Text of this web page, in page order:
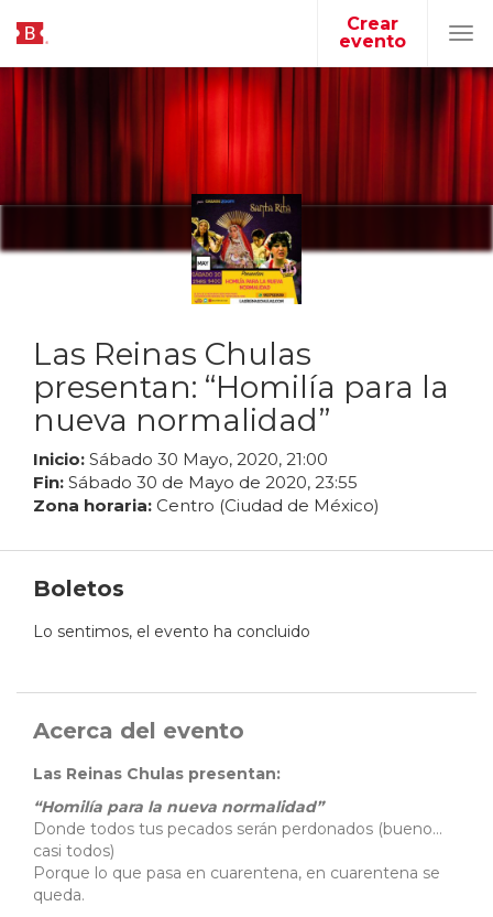
Crear
evento
Las Reinas Chulas
presentan: “Homilía para la
nueva normalidad”
Inicio: Sábado 30 Mayo, 2020, 21:00
Fin: Sábado 30 de Mayo de 2020, 23:55
Zona horaria: Centro (Ciudad de México)
Boletos
Lo sentimos, el evento ha concluido
Acerca del evento
Las Reinas Chulas presentan:
“Homilía para la nueva normalidad”
Donde todos tus pecados serán perdonados (bueno…
casi todos)
Porque lo que pasa en cuarentena, en cuarentena se
queda.